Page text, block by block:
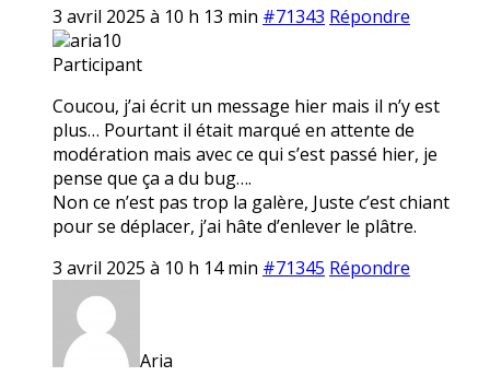
3 avril 2025 à 10 h 13 min #71343 Répondre
aria10
Participant
Coucou, j’ai écrit un message hier mais il n’y est
plus… Pourtant il était marqué en attente de
modération mais avec ce qui s’est passé hier, je
pense que ça a du bug….
Non ce n’est pas trop la galère, Juste c’est chiant
pour se déplacer, j’ai hâte d’enlever le plâtre.
3 avril 2025 à 10 h 14 min #71345 Répondre
Aria